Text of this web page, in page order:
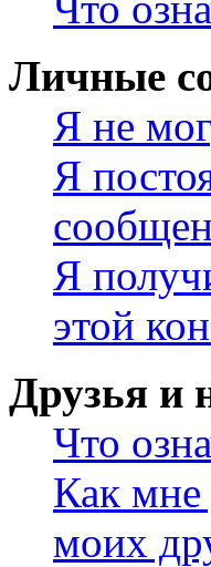
Личные
Я не
Я
Я
этой
Друзья и
Что
Как мне
моих